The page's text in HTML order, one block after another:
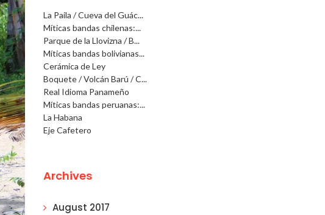
La Paila / Cueva del Guác...
Míticas bandas chilenas:...
Parque de la Llovizna / B...
Míticas bandas bolivianas...
Cerámica de Ley
Boquete / Volcán Barú / C...
Real Idioma Panameño
Míticas bandas peruanas:...
La Habana
Eje Cafetero
Archives
August 2017